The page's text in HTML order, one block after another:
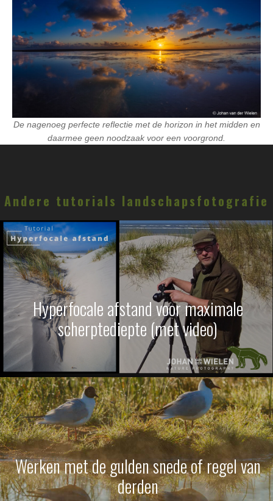
De nagenoeg perfecte reflectie met de horizon in het midden en
daarmee geen noodzaak voor een voorgrond.
Andere tutorials landschapsfotografie
Hyperfocale afstand voor maximale
scherptediepte (met video)
Werken met de gulden snede of regel van
derden